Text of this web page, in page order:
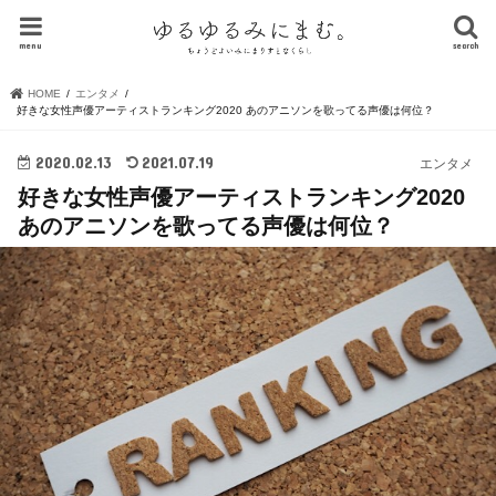
search
menu
HOME
エンタメ
好きな女性声優アーティストランキング2020 あのアニソンを歌ってる声優は何位？
エンタメ
2020.02.13 2021.07.19
好きな女性声優アーティストランキング2020
あのアニソンを歌ってる声優は何位？